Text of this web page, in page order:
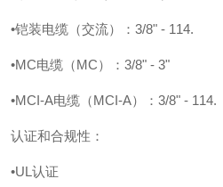
•铠装电缆（交流）：3/8" - 114.
•MC电缆（MC）：3/8" - 3"
•MCI-A电缆（MCI-A）：3/8" - 114.
认证和合规性：
•UL认证